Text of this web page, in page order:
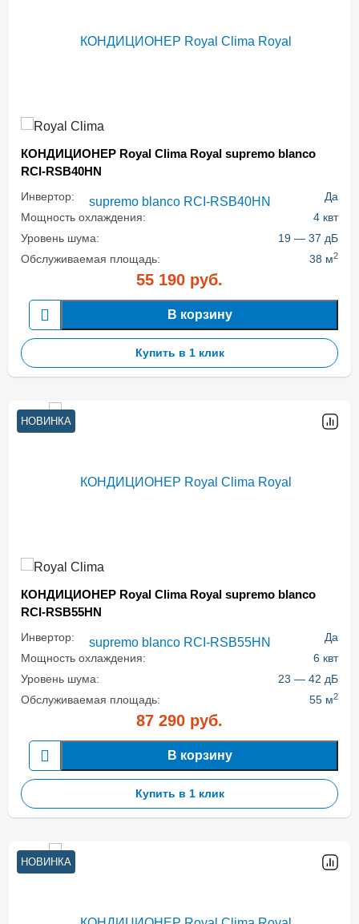
КОНДИЦИОНЕР Royal Clima Royal supremo blanco
RCI-RSB40HN
Инвертор:
Да
Мощность охлаждения:
4 квт
Уровень шума:
19 — 37 дБ
Обслуживаемая площадь:
38 м2
55 190 руб.
В корзину
Купить в 1 клик
НОВИНКА
КОНДИЦИОНЕР Royal Clima Royal supremo blanco
RCI-RSB55HN
Инвертор:
Да
Мощность охлаждения:
6 квт
Уровень шума:
23 — 42 дБ
Обслуживаемая площадь:
55 м2
87 290 руб.
В корзину
Купить в 1 клик
НОВИНКА